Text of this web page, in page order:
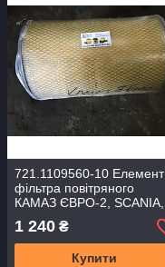
721.1109560-10 Елемент
фільтра повітряного
КАМАЗ ЄВРО-2, SCANIA,
TATRA з дном
1 240 ₴
Купити